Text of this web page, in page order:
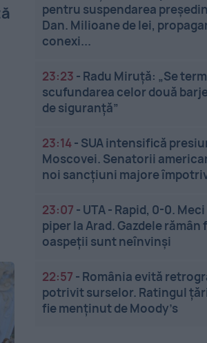
pentru suspendarea
Dan. Milioane de lei,
conexi...
23:23 - Radu Miruță: „Se
scufundarea celor două
de siguranţă”
23:14- SUA intensifică
Moscovei. Senatorii
noi sancțiuni majore
23:07 - UTA - Rapid, 0-0.
piper la Arad. Gazdele
oaspeții sunt neînvinși
22:57 - România evită
potrivit surselor. Ratingul
fie menținut de Moody’s